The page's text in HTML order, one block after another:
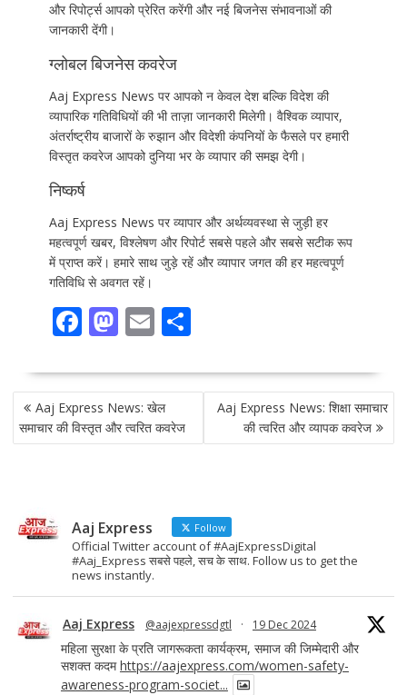
और रिपोर्ट्स आपको प्रेरित करेंगी और नई बिजनेस संभावनाओं की
जानकारी देंगी।
ग्लोबल बिजनेस कवरेज
Aaj Express News पर आपको न केवल देश बल्कि विदेश की
व्यापारिक गतिविधियों की भी ताज़ा जानकारी मिलेगी। वैश्विक व्यापार,
अंतर्राष्ट्रीय बाजारों के रुझान और विदेशी कंपनियों के फैसले पर हमारी
विस्तृत कवरेज आपको दुनिया भर के व्यापार की समझ देगी।
निष्कर्ष
Aaj Express News पर व्यापार और अर्थव्यवस्था से जुड़ी हर
महत्वपूर्ण खबर, विश्लेषण और रिपोर्ट सबसे पहले और सबसे सटीक रूप
में प्राप्त करें। हमारे साथ जुड़े रहें और व्यापार जगत की हर महत्वपूर्ण
गतिविधि से अवगत रहें।
F
e
b
o
M
to
d
o
E
ai
l
S
ar
POST
NAVIGATION
Aaj Express News: खेल
समाचार की विस्तृत और त्वरित कवरेज
Aaj Express News: शिक्षा समाचार
की त्वरित और व्यापक कवरेज
Aaj Express Follow
Official Twitter account of #AajExpressDigital
#Aaj_Express सबसे पहले, सच के साथ. Follow us to get the
news instantly.
Aaj Express @aajexpressdgtl · 19 Dec 2024
महिला सुरक्षा के प्रति जागरूकता कार्यक्रम, समाज की जिम्मेदारी और
सशक्त कदमhttps://aajexpress.com/women-safety-
awareness-program-societ...